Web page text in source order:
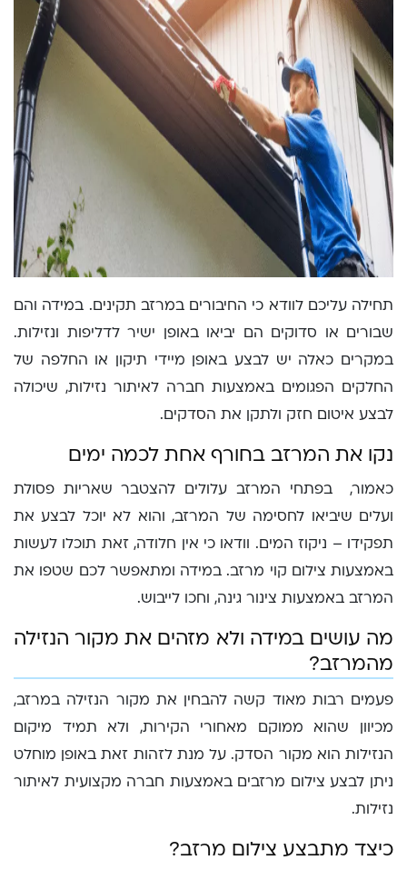
תחילה עליכם לוודא כי החיבורים במרזב תקינים. במידה והם
שבורים או סדוקים הם יביאו באופן ישיר לדליפות ונזילות.
במקרים כאלה יש לבצע באופן מיידי תיקון או החלפה של
החלקים הפגומים באמצעות חברה לאיתור נזילות, שיכולה
לבצע איטום חזק ולתקן את הסדקים.
נקו את המרזב בחורף אחת לכמה ימים
כאמור, בפתחי המרזב עלולים להצטבר שאריות פסולת
ועלים שיביאו לחסימה של המרזב, והוא לא יוכל לבצע את
תפקידו – ניקוז המים. וודאו כי אין חלודה, זאת תוכלו לעשות
באמצעות צילום קוי מרזב. במידה ומתאפשר לכם שטפו את
המרזב באמצעות צינור גינה, וחכו לייבוש.
מה עושים במידה ולא מזהים את מקור הנזילה
מהמרזב?
פעמים רבות מאוד קשה להבחין את מקור הנזילה במרזב,
מכיוון שהוא ממוקם מאחורי הקירות, ולא תמיד מיקום
הנזילות הוא מקור הסדק. על מנת לזהות זאת באופן מוחלט
ניתן לבצע צילום מרזבים באמצעות חברה מקצועית לאיתור
נזילות.
כיצד מתבצע צילום מרזב?